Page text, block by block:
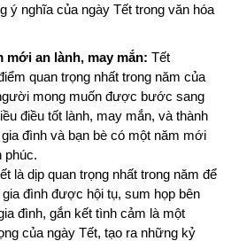
ý nghĩa của ngày Tết trong văn hóa
mới an lành, may mắn: Tết
quan trọng nhất trong năm của
mong muốn được bước sang
điều tốt lành, may mắn, và thành
đình và bạn bè có một năm mới
phúc.
là dịp quan trọng nhất trong năm để
đình được hội tụ, sum họp bên
đình, gắn kết tình cảm là một
của ngày Tết, tạo ra những kỷ